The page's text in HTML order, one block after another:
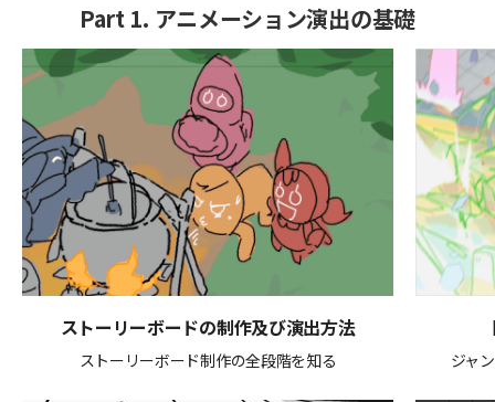
Part 1. アニメーション演出の基礎
ストーリーボードの制作及び演出方法
ストーリーボード制作の全段階を知る ジャ